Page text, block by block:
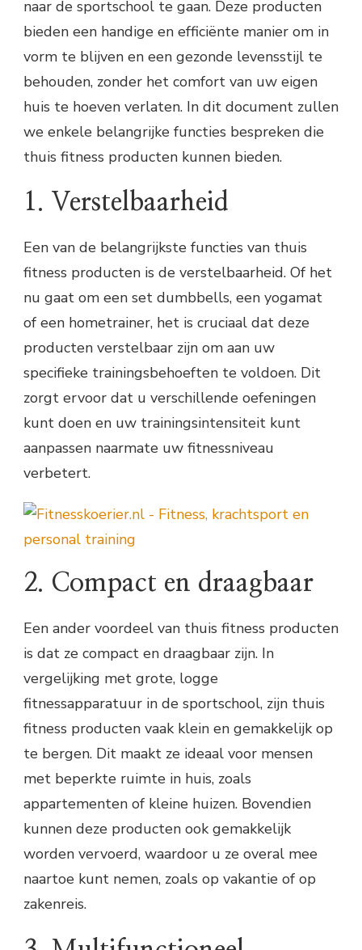
naar de sportschool te gaan. Deze producten
bieden een handige en efficiënte manier om in
vorm te blijven en een gezonde levensstijl te
behouden, zonder het comfort van uw eigen
huis te hoeven verlaten. In dit document zullen
we enkele belangrijke functies bespreken die
thuis fitness producten kunnen bieden.
1. Verstelbaarheid
Een van de belangrijkste functies van thuis
fitness producten is de verstelbaarheid. Of het
nu gaat om een set dumbbells, een yogamat
of een hometrainer, het is cruciaal dat deze
producten verstelbaar zijn om aan uw
specifieke trainingsbehoeften te voldoen. Dit
zorgt ervoor dat u verschillende oefeningen
kunt doen en uw trainingsintensiteit kunt
aanpassen naarmate uw fitnessniveau
verbetert.
2. Compact en draagbaar
Een ander voordeel van thuis fitness producten
is dat ze compact en draagbaar zijn. In
vergelijking met grote, logge
fitnessapparatuur in de sportschool, zijn thuis
fitness producten vaak klein en gemakkelijk op
te bergen. Dit maakt ze ideaal voor mensen
met beperkte ruimte in huis, zoals
appartementen of kleine huizen. Bovendien
kunnen deze producten ook gemakkelijk
worden vervoerd, waardoor u ze overal mee
naartoe kunt nemen, zoals op vakantie of op
zakenreis.